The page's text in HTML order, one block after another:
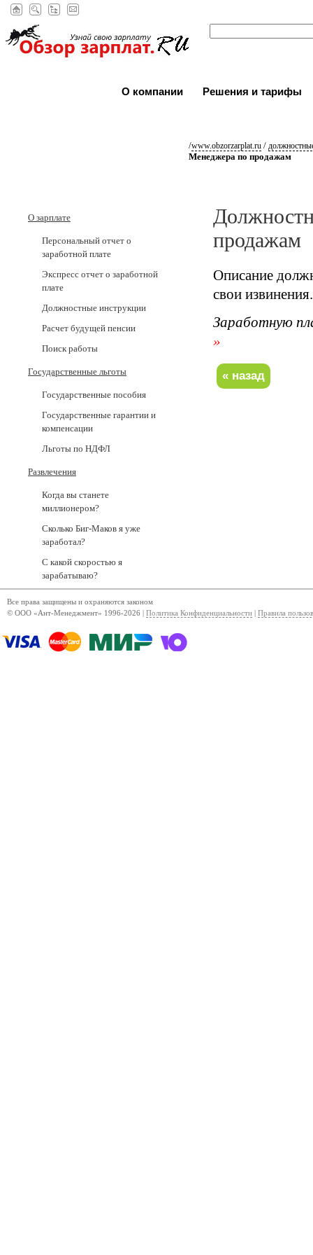
О компании Решения и тарифы
/www.obzorzarplat.ru /
Менеджера по продажам
О зарплате
Персональный отчет о
заработной плате
Экспресс отчет о заработной
плате
Должностные инструкции
Расчет будущей пенсии
Поиск работы
Государственные льготы
Государственные пособия
Государственные гарантии и
компенсации
Льготы по НДФЛ
Развлечения
Когда вы станете
миллионером?
Сколько Биг-Маков я уже
заработал?
С какой скоростью я
зарабатываю?
продажам
Описание
свои извинения.
Заработную
»
Все права защищены и охраняются законом
© ООО «Ант-Менеджмент» 1996-2026 | Политика Конфиденциальности Правила